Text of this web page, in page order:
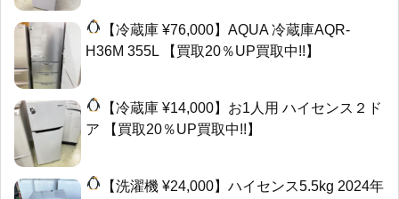
【冷蔵庫 ¥76,000】AQUA 冷蔵庫AQR-
H36M 355L 【買取20％UP買取中!!】
【冷蔵庫 ¥14,000】お1人用 ハイセンス２ド
ア 【買取20％UP買取中!!】
【洗濯機 ¥24,000】ハイセンス5.5kg 2024年